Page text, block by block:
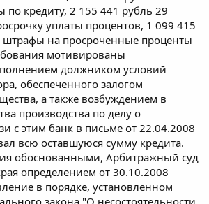
по кредиту, 2 155 441 рубль 29
уплаты процентов, 1 099 415
штрафы на просроченные проценты
мотивированы
должником условий
обеспеченного залогом
а также возбуждением в
производства по делу о
с этим банк в письме от 22.04.2008
всю оставшуюся сумму кредита.
обоснованными, Арбитражный суд
определением от 30.10.2008
в порядке, установленном
закона "О несостоятельности